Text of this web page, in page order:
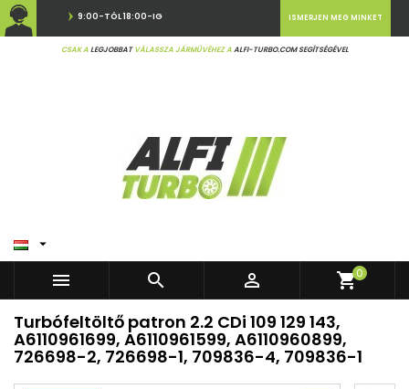
9:00-TÓL 18:00-IG
CSAK ALEGJOBBATVÁLASSZA JÁRMŰVÉHEZ AALFI-TURBO.COM SEGÍTSÉGÉVEL
ISMERJEN MEG MINKET

   shopping_cart0
Turbófeltöltő patron 2.2 CDi 109 129 143,
A6110961699, A6110961599, A6110960899,
726698-2, 726698-1, 709836-4, 709836-1